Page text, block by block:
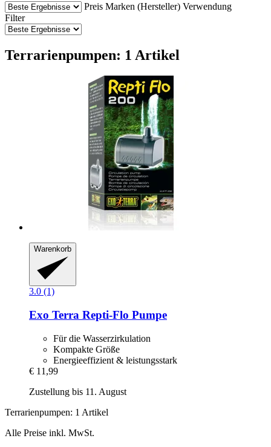
Preis Marken (Hersteller) Verwendung
Filter
Terrarienpumpen: 1 Artikel
Warenkorb
3.0 (1)
Exo Terra Repti-​Flo Pumpe
Für die Wasserzirkulation
Kompakte Größe
Energieeffizient & leistungsstark
€ 11,99
Zustellung bis 11. August
Terrarienpumpen: 1 Artikel
Alle Preise inkl. MwSt.